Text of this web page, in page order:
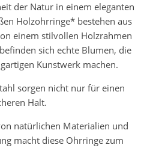
der Natur in einem eleganten
Holzohrringe* bestehen aus
einem stilvollen Holzrahmen
sich echte Blumen, die
Kunstwerk machen.
sorgen nicht nur für einen
Halt.
natürlichen Materialien und
macht diese Ohrringe zum